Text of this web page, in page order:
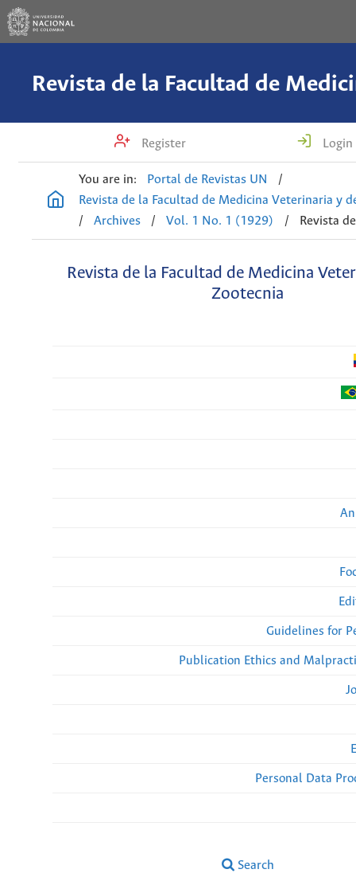
Register Login
You are in: Portal de Revistas UN
/
Revista de la Facultad de Medicina Veterinaria y
/
Archives / Vol. 1 No. 1 (1929) / Revista
Revista de la Facultad de Medicina
Zootecnia
Guidelines for
Publication Ethics and
Personal Data
Search